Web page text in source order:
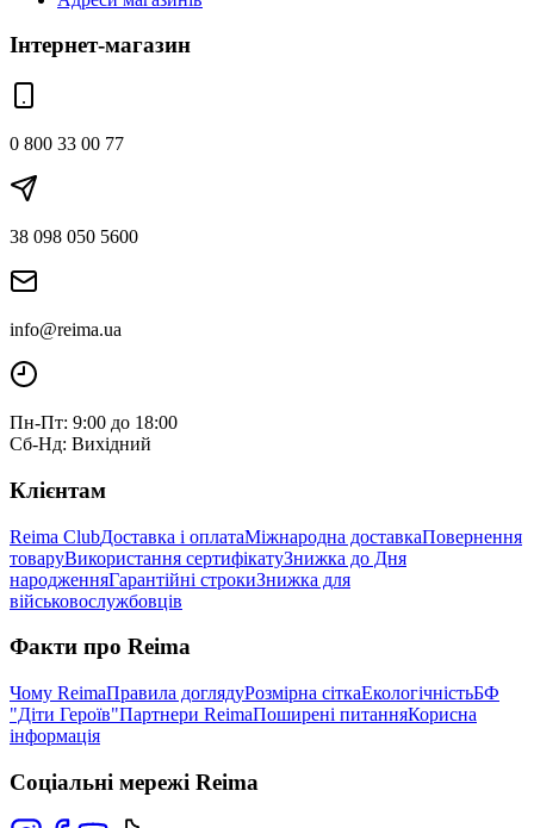
Інтернет-магазин
0 800 33 00 77
38 098 050 5600
info@reima.ua
Пн-Пт: 9:00 до 18:00
Сб-Нд: Вихідний
Клієнтам
Reima ClubДоставка і оплатаМіжнародна доставкаПовернення
товаруВикористання сертифікатуЗнижка до Дня
народженняГарантійні строкиЗнижка для
військовослужбовців
Факти про Reima
Чому ReimaПравила доглядуРозмірна сіткаЕкологічністьБФ
"Діти Героїв"Партнери ReimaПоширені питанняКорисна
інформація
Соціальні мережі Reima